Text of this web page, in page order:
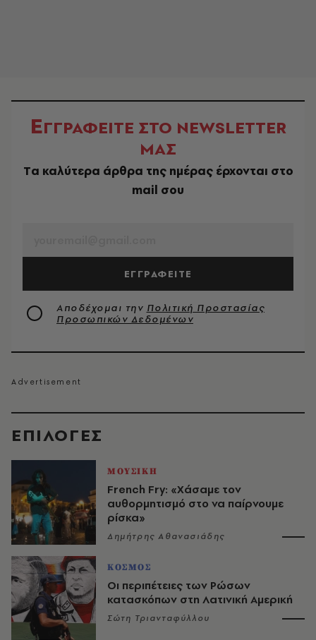
EΠΙΛΟΓΈΣ
ΜΟΥΣΙΚΗ
French Fry: «Χάσαμε τον
αυθορμητισμό στο να παίρνουμε
ρίσκα»
Δημήτρης Αθανασιάδης
ΚΟΣΜΟΣ
Οι περιπέτειες των Ρώσων
κατασκόπων στη Λατινική Αμερική
Σώτη Τριανταφύλλου
ΕΓΓΡΑΦΕΙΤΕ ΣΤΟ NEWSLETTER
ΜΑΣ
Tα καλύτερα άρθρα της ημέρας έρχονται στο
mail σου
ΕΓΓΡΑΦΕΙΤΕ
Αποδέχομαι την Πολιτική Προστασίας
Προσωπικών Δεδομένων